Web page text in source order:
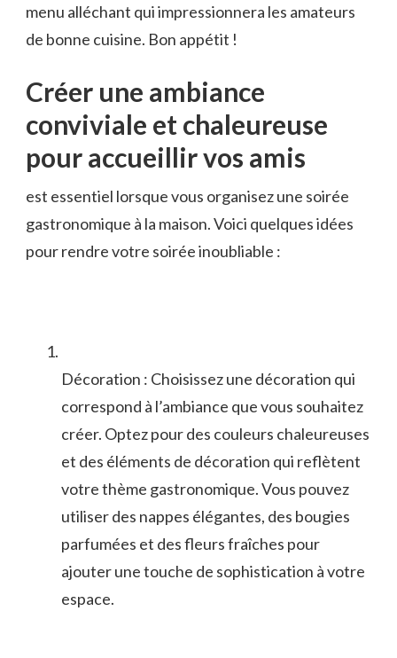
menu alléchant qui impressionnera​ les amateurs⁢
de⁢ bonne cuisine.​ Bon appétit !
Créer une ambiance
conviviale et chaleureuse
pour accueillir vos amis
est ⁤essentiel lorsque vous‌ organisez une soirée
gastronomique ‍à la‌ maison. Voici quelques idées
pour rendre ​votre ‍soirée inoubliable :
Décoration : Choisissez une⁤ décoration​ qui
correspond à l’ambiance que vous souhaitez‌
créer. Optez pour des couleurs chaleureuses
et des éléments de décoration qui reflètent
votre ​thème gastronomique. Vous pouvez
utiliser des nappes élégantes,⁤ des bougies
parfumées ​et des fleurs‌ fraîches pour
ajouter une⁣ touche de⁤ sophistication à votre​
espace.